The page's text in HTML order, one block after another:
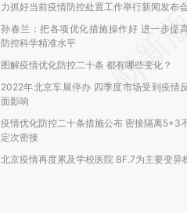
力抓好当前疫情防控处置工作举行新闻发布
孙春兰：把各项优化措施操作好 进一步提
防控科学精准水平
图解疫情优化防控二十条 都有哪些变化？
2022年北京车展停办 四季度市场受到疫情
面影响
疫情优化防控二十条措施公布 密接隔离5+3
定次密接
北京疫情再度累及学校医院 BF.7为主要变异